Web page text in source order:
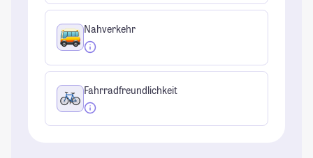
Nahverkehr
Fahrradfreundlichkeit